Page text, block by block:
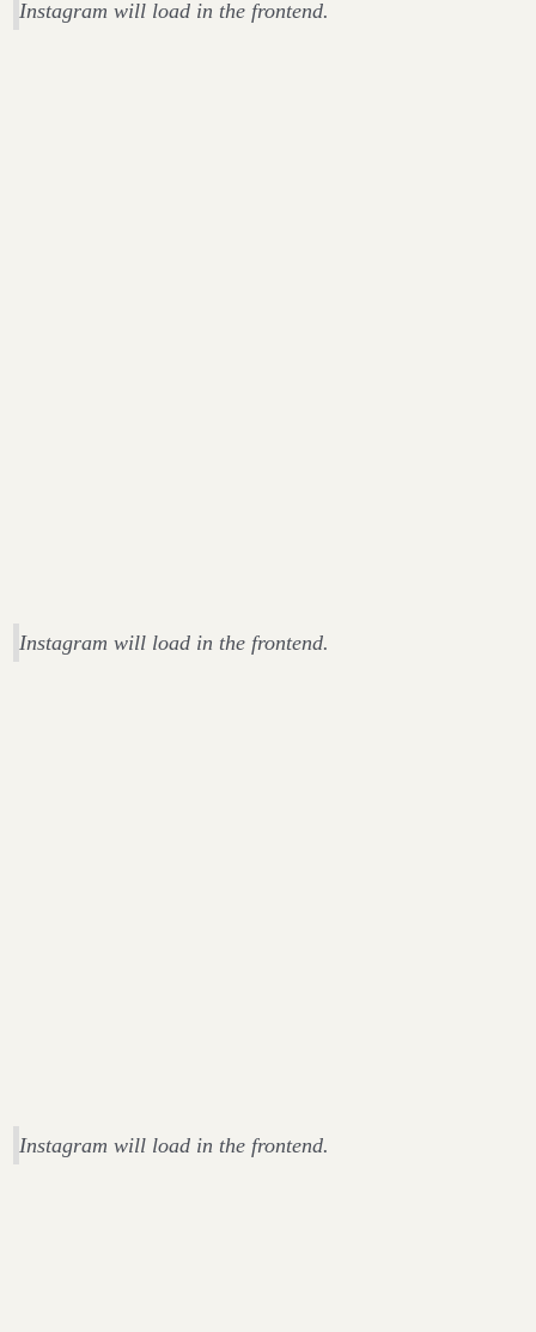
Instagram will load in the frontend.
Instagram will load in the frontend.
Instagram will load in the frontend.